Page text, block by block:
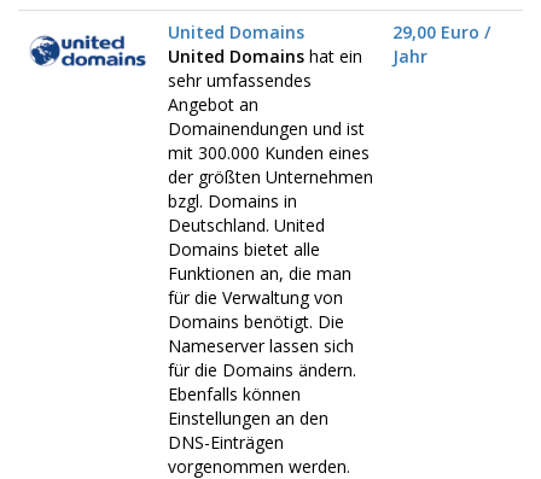
United Domains
United Domains hat ein
sehr umfassendes
Angebot an
Domainendungen und ist
mit 300.000 Kunden eines
der größten Unternehmen
bzgl. Domains in
Deutschland. United
Domains bietet alle
Funktionen an, die man
für die Verwaltung von
Domains benötigt. Die
Nameserver lassen sich
für die Domains ändern.
Ebenfalls können
Einstellungen an den
DNS-Einträgen
vorgenommen werden.
29,00 Euro /
Jahr